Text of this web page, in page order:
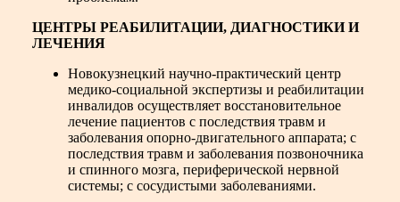
ЦЕНТРЫ РЕАБИЛИТАЦИИ, ДИАГНОСТИКИ И
ЛЕЧЕНИЯ
Новокузнецкий научно-практический центр
медико-социальной экспертизы и реабилитации
инвалидов осуществляет восстановительное
лечение пациентов с последствия травм и
заболевания опорно-двигательного аппарата; с
последствия травм и заболевания позвоночника
и спинного мозга, периферической нервной
системы; с сосудистыми заболеваниями.